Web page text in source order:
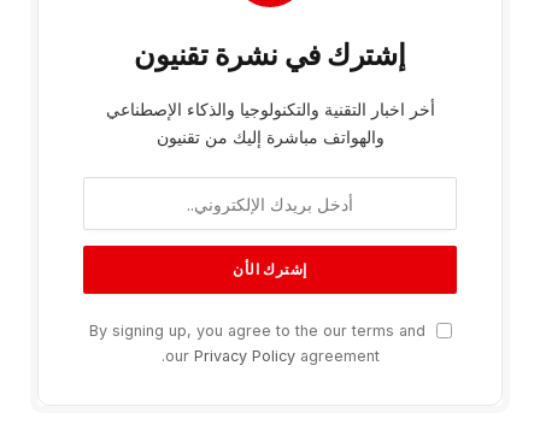
إشترك في نشرة تقنيون
أخر اخبار التقنية والتكنولوجيا والذكاء الإصطناعي
والهواتف مباشرة إليك من تقنيون
By signing up, you agree to the our terms and
our Privacy Policyagreement.